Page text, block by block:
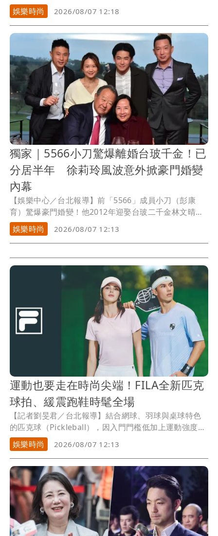
池秋美接連兩度發文，砲轟演藝工會理事長曹雨婷；資
深音樂人許常德也公開表達對曹雨婷的不滿。田路路昨
更在社群平台開直播，直接點名曹雨婷，直言對方「不
配當演藝工會理事長」，同時喊話曾任演藝工會理事長
的資深藝人姜厚任，希望他能出面發聲。對此，姜厚任
今天做出回應。
娛樂時尚 2026/08/07 12:18
獨家｜5566小刀驚爆離婚台玻千金！已
分居半年 徐莉玲風波意外掀豪門婚變
內幕
【娛樂中心／台北報導】前「5566」成員小刀（彭康
育）驚爆豪門婚變！他2012年迎娶台玻二千金林文晴
（Tina），當年豪砸逾500萬元舉辦世紀婚宴，羨煞演藝
圈與上流社會，沒想到這段童話婚姻竟早已悄悄畫下句
點。近日因繼岳母徐莉玲槓上王菲事件持續延燒，也意
外掀出台玻豪門另一樁祕辛。《壹蘋新聞網》獨家接獲
爆料，小刀與Tina其實早已低調離婚，，兩名子女目前
主要由Tina照顧。至於婚變原因，一位熟識Tina的朋友
透露，疑似因小刀多年來「沒有特別作為」，最終成了
壓垮這段婚姻的最後一根稻草。
娛樂時尚 2026/08/07 12:13
運動也要走在時尚尖端！FILA全新匹克
球拍、緩震跑鞋時髦全場
【記者劉旻君／台北報導】結合網球、羽球與桌球特色
的匹克球（Pickleball），因入門門檻低加上運動強度溫
和，近年來迅速在全球爆紅。如今，運動時尚品牌FILA
也跟上這股熱潮，將基因中的網球美學注入新領域，預
告將於9月在台灣推出專業匹克球與球拍，讓更多台灣人
親自感受這項新興運動的魅力。
娛樂時尚 2026/08/07 12:13